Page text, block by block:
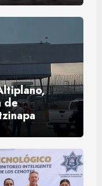
de